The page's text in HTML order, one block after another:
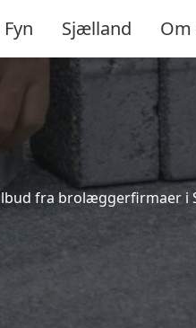
Fyn Sjælland
fra brolæggerfirmaer i